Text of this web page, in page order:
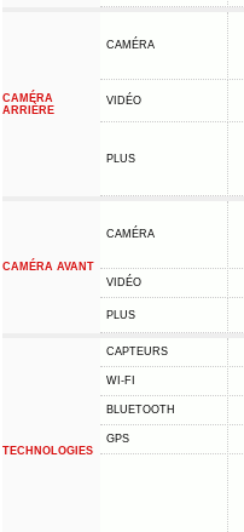
CAMÉRA
ARRIÈRE
CAMÉRA
VIDÉO
PLUS
CAMÉRA AVANT
CAMÉRA
VIDÉO
PLUS
TECHNOLOGIES
CAPTEURS
WI-FI
BLUETOOTH
GPS